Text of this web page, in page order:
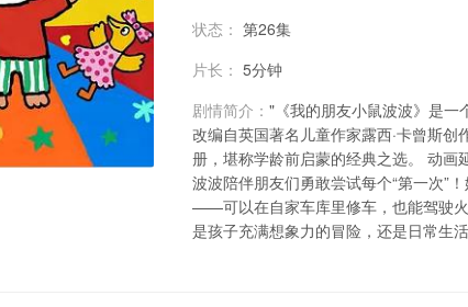
状态： 第26集
片长： 5分钟
剧情简介： "《我的朋友小鼠波波》是一
改编自英国著名儿童作家露西·卡曾斯
册，堪称学龄前启蒙的经典之选。 动画
波波陪伴朋友们勇敢尝试每个“第一次”
——可以在自家车库里修车，也能驾驶
是孩子充满想象力的冒险，还是日常生